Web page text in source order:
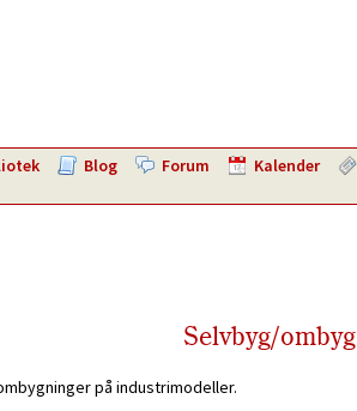
Blog Forum Kalender
Selvbyg/ombyg
på industrimodeller.